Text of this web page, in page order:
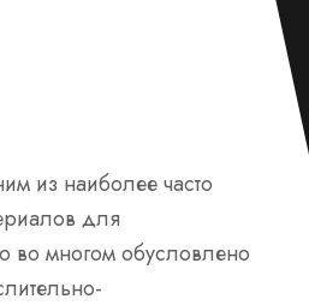
из наиболее часто
для
во многом обусловлено